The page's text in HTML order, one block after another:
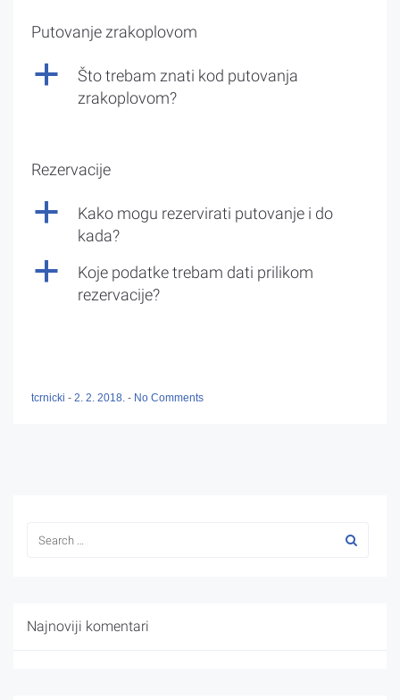
Putovanje zrakoplovom
a
Što trebam znati kod putovanja
zrakoplovom?
Rezervacije
a
Kako mogu rezervirati putovanje i do
kada?
a
Koje podatke trebam dati prilikom
rezervacije?
tcrnicki - 2. 2. 2018. - No Comments
Najnoviji komentari